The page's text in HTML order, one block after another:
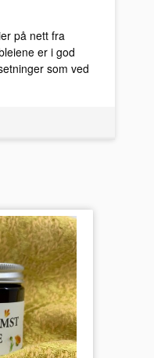
på nett fra
er i god
som ved